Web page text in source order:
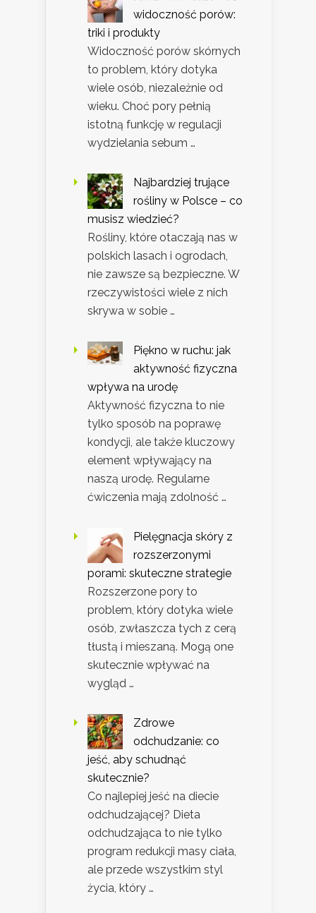
widoczność porów:
triki i produkty
Widoczność porów skórnych
to problem, który dotyka
wiele osób, niezależnie od
wieku. Choć pory pełnią
istotną funkcję w regulacji
wydzielania sebum …
Najbardziej trujące
rośliny w Polsce – co
musisz wiedzieć?
Rośliny, które otaczają nas w
polskich lasach i ogrodach,
nie zawsze są bezpieczne. W
rzeczywistości wiele z nich
skrywa w sobie …
Piękno w ruchu: jak
aktywność fizyczna
wpływa na urodę
Aktywność fizyczna to nie
tylko sposób na poprawę
kondycji, ale także kluczowy
element wpływający na
naszą urodę. Regularne
ćwiczenia mają zdolność …
Pielęgnacja skóry z
rozszerzonymi
porami: skuteczne strategie
Rozszerzone pory to
problem, który dotyka wiele
osób, zwłaszcza tych z cerą
tłustą i mieszaną. Mogą one
skutecznie wpływać na
wygląd …
Zdrowe
odchudzanie: co
jeść, aby schudnąć
skutecznie?
Co najlepiej jeść na diecie
odchudzającej? Dieta
odchudzająca to nie tylko
program redukcji masy ciała,
ale przede wszystkim styl
życia, który …